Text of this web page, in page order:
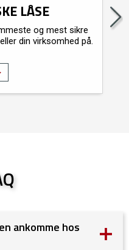
LÅSE
og mest sikre
din virksomhed på.
ankomme hos